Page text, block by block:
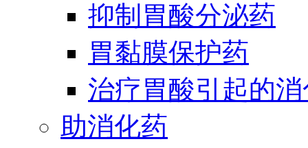
抑制胃酸分泌药
胃黏膜保护药
治疗胃酸引起的
助消化药